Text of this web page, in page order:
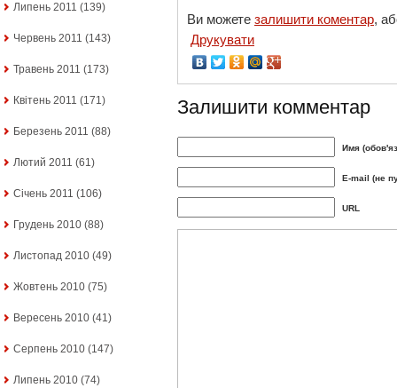
Липень 2011 (139)
Червень 2011 (143)
Травень 2011 (173)
Квітень 2011 (171)
Березень 2011 (88)
Лютий 2011 (61)
Січень 2011 (106)
Грудень 2010 (88)
Листопад 2010 (49)
Жовтень 2010 (75)
Вересень 2010 (41)
Серпень 2010 (147)
Липень 2010 (74)
Ви можете залишити коментар,
Друкувати
Залишити комментар
Имя
E-mail (не
URL